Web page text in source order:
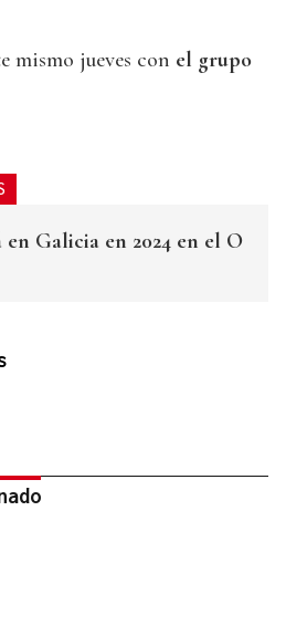
mismo jueves con el grupo
en Galicia en 2024 en el O